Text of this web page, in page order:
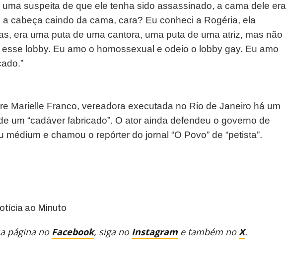
suspeita de que ele tenha sido assassinado, a cama dele era
a cabeça caindo da cama, cara? Eu conheci a Rogéria, ela
era uma puta de uma cantora, uma puta de uma atriz, mas não
lobby. Eu amo o homossexual e odeio o lobby gay. Eu amo
Marielle Franco, vereadora executada no Rio de Janeiro há um
um “cadáver fabricado”. O ator ainda defendeu o governo de
médium e chamou o repórter do jornal “O Povo” de “petista”.
ao Minuto
página no Facebook, siga no Instagram e também noX.